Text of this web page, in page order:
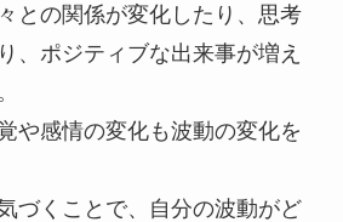
との関係が変化したり、思考
、ポジティブな出来事が増え
や感情の変化も波動の変化を
づくことで、自分の波動がど